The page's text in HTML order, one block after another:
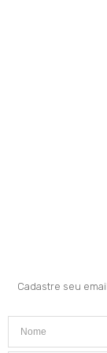
Cadastre seu